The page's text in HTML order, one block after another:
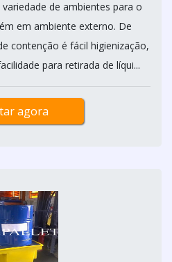
de ambientes para o
em ambiente externo. De
contenção é fácil higienização,
para retirada de líqui...
agora